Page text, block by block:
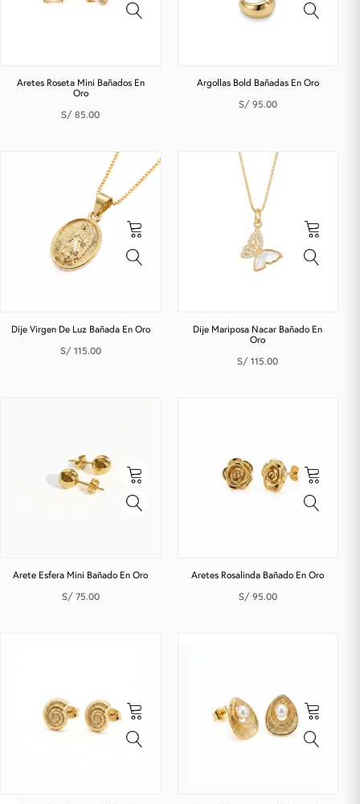
Aretes Roseta Mini Bañados En
Oro
S/ 85.00
Argollas Bold Bañadas En Oro
S/ 95.00
Dije Virgen De Luz Bañada En Oro
S/ 115.00
Dije Mariposa Nacar Bañado En
Oro
S/ 115.00
Arete Esfera Mini Bañado En Oro
S/ 75.00
Aretes Rosalinda Bañado En Oro
S/ 95.00